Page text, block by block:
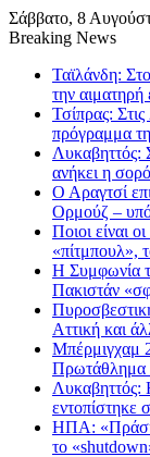
Σάββατο, 8
Breaking News
Ταϊλάνδη:
την αιματηρή
Τσίπρας:
πρόγραμμα
Λυκαβηττός:
ανήκει η
Ο Αραγτσί
Ορμούζ –
Ποιοι είναι
«πίτμπουλ»,
Η Συμφωνία
Πακιστάν
Αττική και
Μπέρμιγχαμ
Πρωτάθλημα
Λυκαβηττός:
εντοπίστηκε
ΗΠΑ:
το